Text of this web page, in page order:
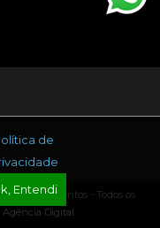
Festas e Eventos - Todos os
Agência Digital
de
Entendi